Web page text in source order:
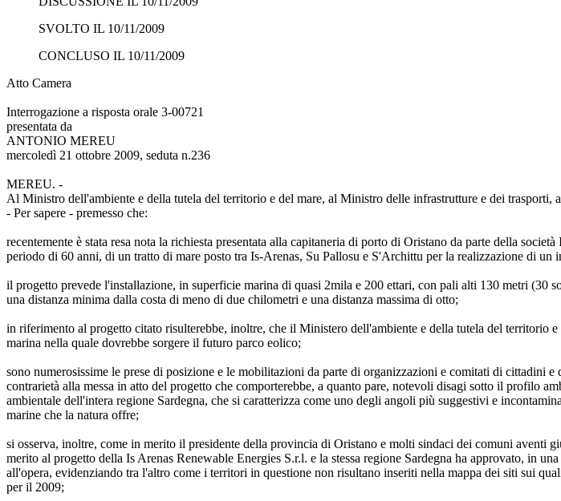
SVOLTO IL 10/11/2009
CONCLUSO IL 10/11/2009
Atto Camera
Interrogazione a risposta orale 3-00721
presentata da
ANTONIO MEREU
mercoledì 21 ottobre 2009, seduta n.236
MEREU. -
Al Ministro dell'ambiente e della tutela del territorio e del mare, al Ministro delle infrastrutture e dei
- Per sapere - premesso che:
recentemente è stata resa nota la richiesta presentata alla capitaneria di porto di Oristano da parte della
periodo di 60 anni, di un tratto di mare posto tra Is-Arenas, Su Pallosu e S'Archittu per la realizzazione di
il progetto prevede l'installazione, in superficie marina di quasi 2mila e 200 ettari, con pali alti 130 metri
una distanza minima dalla costa di meno di due chilometri e una distanza massima di otto;
in riferimento al progetto citato risulterebbe, inoltre, che il Ministero dell'ambiente e della tutela del territorio
marina nella quale dovrebbe sorgere il futuro parco eolico;
sono numerosissime le prese di posizione e le mobilitazioni da parte di organizzazioni e comitati di cittadini
contrarietà alla messa in atto del progetto che comporterebbe, a quanto pare, notevoli disagi sotto il profilo
ambientale dell'intera regione Sardegna, che si caratterizza come uno degli angoli più suggestivi e
marine che la natura offre;
si osserva, inoltre, come in merito il presidente della provincia di Oristano e molti sindaci dei comuni aventi
merito al progetto della Is Arenas Renewable Energies S.r.l. e la stessa regione Sardegna ha approvato, in
all'opera, evidenziando tra l'altro come i territori in questione non risultano inseriti nella mappa dei siti sui
per il 2009;